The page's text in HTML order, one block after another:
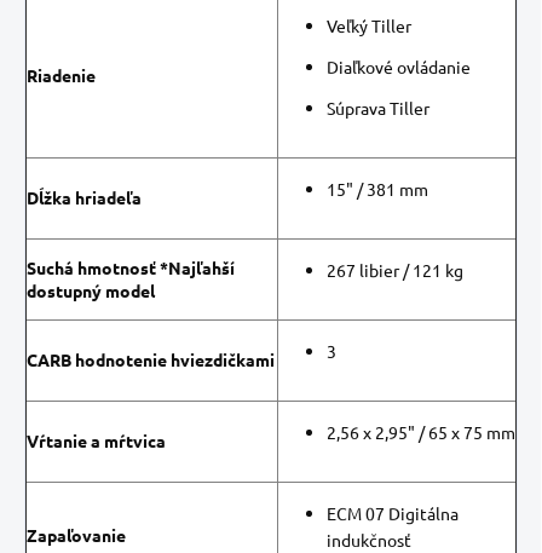
Riadenie
Veľký Tiller
Diaľkové ovládanie
Súprava Tiller
Dĺžka hriadeľa 15" / 381 mm
Suchá hmotnosť *Najľahší
dostupný model
267 libier / 121 kg
CARB hodnotenie hviezdičkami 3
Vŕtanie a mŕtvica 2,56 x 2,95" / 65 x 75 mm
Zapaľovanie
ECM 07 Digitálna
indukčnosť